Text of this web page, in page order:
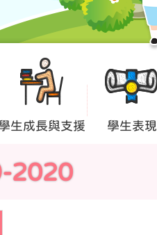
生成長與支援 學生表現
2020